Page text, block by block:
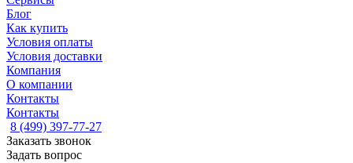
Блог
Как купить
Условия оплаты
Условия доставки
Компания
О компании
Контакты
Контакты
8 (499) 397-77-27
Заказать звонок
Задать вопрос